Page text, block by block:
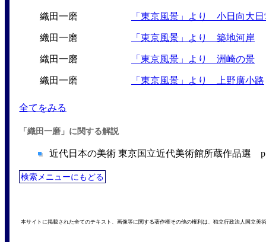
織田一磨 「東京風景」より 小日向大日
織田一磨 「東京風景」より 築地河岸
織田一磨 「東京風景」より 洲崎の景
織田一磨 「東京風景」より 上野廣小路
全てをみる
「織田一磨」に関する解説
近代日本の美術 東京国立近代美術館所蔵作品選
検索メニューにもどる
本サイトに掲載された全てのテキスト、画像等に関する著作権その他の権利は、独立行政法人国立